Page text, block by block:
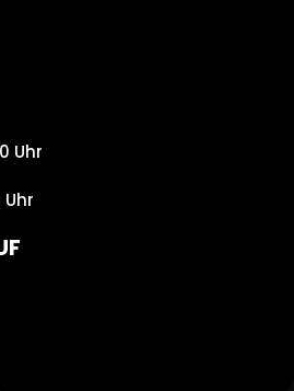
Uhr
Uhr